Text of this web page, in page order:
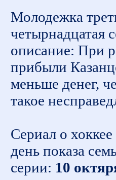
Молодежка
четырнадцатая
описание: При
прибыли
меньше денег,
такое
Сериал о
день показа
серии: 10